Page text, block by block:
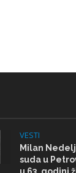
VESTI
Milan
suda u